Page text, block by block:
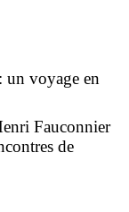
un voyage en
Fauconnier
de